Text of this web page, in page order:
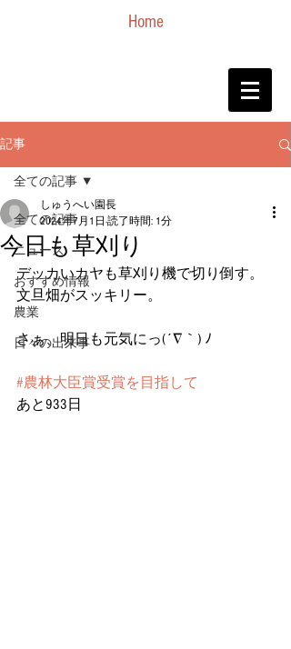
Home
記事
全ての記事
ニュース
おすすめ情報
農業
日々の出来事
全ての記事
今日も草刈り
しゅうへい園長
2024年7月1日 読了時間: 1分
デッカいカヤも草刈り機で切り倒す。
文旦畑がスッキリー。
さぁ、明日も元気にっ(´∇｀) ﾉ
#農林大臣賞受賞を目指して
あと933日